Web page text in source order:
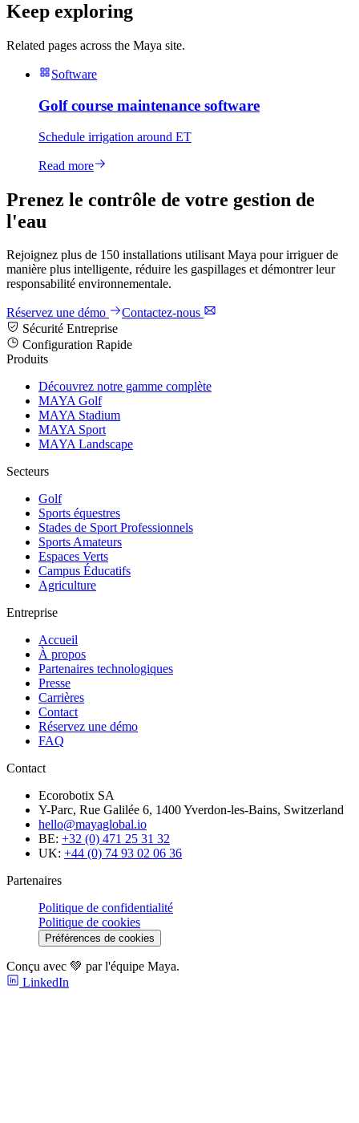
Keep exploring
Related pages across the Maya site.
Software
Golf course maintenance software
Schedule irrigation around ET
Read more
Prenez le contrôle de votre gestion de
l'eau
Rejoignez plus de 150 installations utilisant Maya pour irriguer de
manière plus intelligente, réduire les gaspillages et démontrer leur
responsabilité environnementale.
Réservez une démo
Contactez-nous
Sécurité Entreprise
Configuration Rapide
Produits
Découvrez notre gamme complète
MAYA Golf
MAYA Stadium
MAYA Sport
MAYA Landscape
Secteurs
Golf
Sports équestres
Stades de Sport Professionnels
Sports Amateurs
Espaces Verts
Campus Éducatifs
Agriculture
Entreprise
Accueil
À propos
Partenaires technologiques
Presse
Carrières
Contact
Réservez une démo
FAQ
Contact
Ecorobotix SA
Y-Parc, Rue Galilée 6, 1400 Yverdon-les-Bains, Switzerland
hello@mayaglobal.io
BE: +32 (0) 471 25 31 32
UK: +44 (0) 74 93 02 06 36
Partenaires
Politique de confidentialité
Politique de cookies
Préférences de cookies
Conçu avec 💚 par l'équipe Maya.
LinkedIn